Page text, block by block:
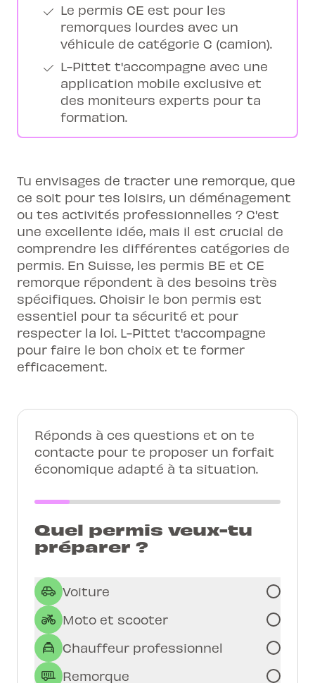
Le permis CE est pour les
remorques lourdes avec un
véhicule de catégorie C (camion).
L-Pittet t'accompagne avec une
application mobile exclusive et
des moniteurs experts pour ta
formation.
Tu envisages de tracter une remorque, que
ce soit pour tes loisirs, un déménagement
ou tes activités professionnelles ? C'est
une excellente idée, mais il est crucial de
comprendre les différentes catégories de
permis. En Suisse, les permis BE et CE
remorque répondent à des besoins très
spécifiques. Choisir le bon permis est
essentiel pour ta sécurité et pour
respecter la loi. L-Pittet t'accompagne
pour faire le bon choix et te former
efficacement.
Réponds à ces questions et on te
contacte pour te proposer un forfait
économique adapté à ta situation.
Quel permis veux-tu
préparer ?
Voiture
Moto et scooter
Chauffeur professionnel
Remorque